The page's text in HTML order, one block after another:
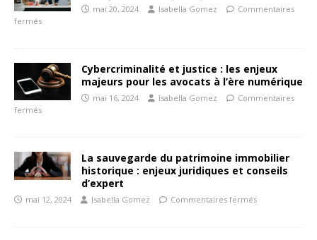
mai 20, 2024 Isabella Gomez
Commentaires
fermés
Cybercriminalité et justice : les enjeux
majeurs pour les avocats à l’ère numérique
mai 16, 2024 Isabella Gomez
Commentaires
fermés
La sauvegarde du patrimoine immobilier
historique : enjeux juridiques et conseils
d’expert
mai 12, 2024 Isabella Gomez Commentaires fermés